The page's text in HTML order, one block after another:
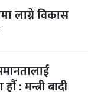
लाग्ने विकास
: मन्त्री बादी